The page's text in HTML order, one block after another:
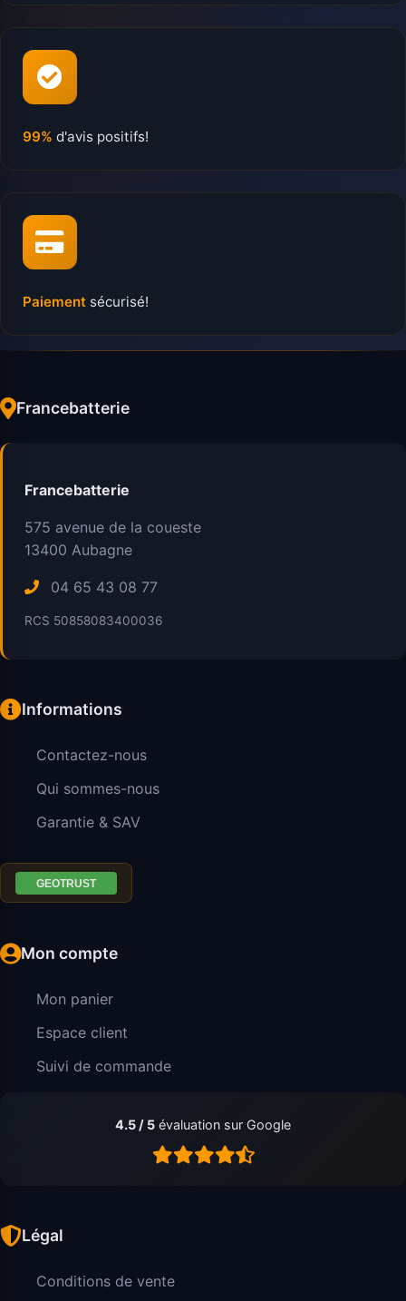
99% d'avis positifs!
Paiement sécurisé!
Francebatterie
Francebatterie
575 avenue de la coueste
13400 Aubagne
04 65 43 08 77
RCS 50858083400036
Informations
Contactez-nous
Qui sommes-nous
Garantie & SAV
Mon compte
Mon panier
Espace client
Suivi de commande
4.5 / 5 évaluation sur Google
Légal
Conditions de vente